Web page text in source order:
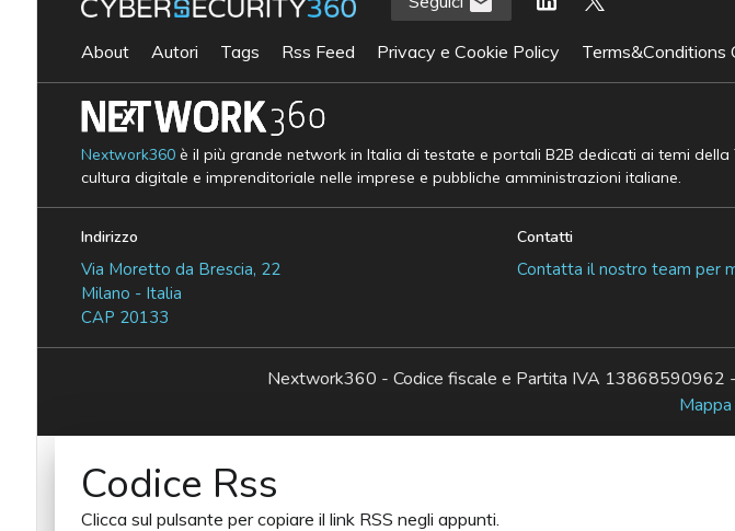
About Autori Tags Rss Feed Privacy e Cookie Policy Terms&Conditions
Nextwork360è il più grande network in Italia di testate e portali B2B dedicati ai temi
cultura digitale e imprenditoriale nelle imprese e pubbliche amministrazioni italiane.
Indirizzo
Via Moretto da Brescia, 22
Milano - Italia
CAP 20133
Contatti
Contatta il nostro team per
Nextwork360 - Codice fiscale e Partita IVA
Codice Rss
Clicca sul pulsante per copiare il link RSS negli appunti.